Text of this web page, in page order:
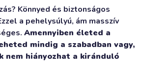
Könnyed és biztonságos
a pehelysúlyú, ám masszív
Amennyiben életed a
mindig a szabadban vagy,
nem hiányozhat a kiránduló